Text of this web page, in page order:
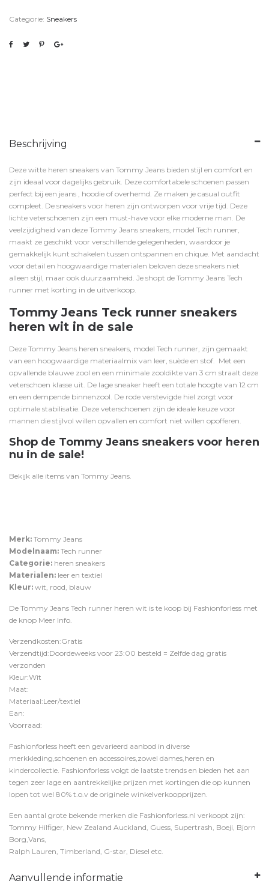
Categorie: Sneakers
Beschrijving
Deze witte heren sneakers van Tommy Jeans bieden stijl en comfort en
zijn ideaal voor dagelijks gebruik. Deze comfortabele schoenen passen
perfect bij een jeans , hoodie of overhemd. Ze maken je casual outfit
compleet. De sneakers voor heren zijn ontworpen voor vrije tijd. Deze
lichte veterschoenen zijn een must-have voor elke moderne man. De
veelzijdigheid van deze Tommy Jeans sneakers, model Tech runner,
maakt ze geschikt voor verschillende gelegenheden, waardoor je
gemakkelijk kunt schakelen tussen ontspannen en chique. Met aandacht
voor detail en hoogwaardige materialen beloven deze sneakers niet
alleen stijl, maar ook duurzaamheid. Je shopt de Tommy Jeans Tech
runner met korting in de uitverkoop.
Tommy Jeans Teck runner sneakers
heren wit in de sale
Deze Tommy Jeans heren sneakers, model Tech runner, zijn gemaakt
van een hoogwaardige materiaalmix van leer, suède en stof. Met een
opvallende blauwe zool en een minimale zooldikte van 3 cm straalt deze
veterschoen klasse uit. De lage sneaker heeft een totale hoogte van 12 cm
en een dempende binnenzool. De rode verstevigde hiel zorgt voor
optimale stabilisatie. Deze veterschoenen zijn de ideale keuze voor
mannen die stijlvol willen opvallen en comfort niet willen opofferen.
Shop de Tommy Jeans sneakers voor heren
nu in de sale!
Bekijk alle items van Tommy Jeans.
Merk: Tommy Jeans
Modelnaam: Tech runner
Categorie: heren sneakers
Materialen: leer en textiel
Kleur: wit, rood, blauw
De Tommy Jeans Tech runner heren wit is te koop bij Fashionforless met
de knop Meer Info.
Verzendkosten:Gratis
Verzendtijd:Doordeweeks voor 23:00 besteld = Zelfde dag gratis
verzonden
Kleur:Wit
Maat:
Materiaal:Leer/textiel
Ean:
Voorraad:
Fashionforless heeft een gevarieerd aanbod in diverse
merkkleding,schoenen en accessoires,zowel dames,heren en
kindercollectie. Fashionforless volgt de laatste trends en bieden het aan
tegen zeer lage en aantrekkelijke prijzen met kortingen die op kunnen
lopen tot wel 80% t.o.v de originele winkelverkoopprijzen.
Een aantal grote bekende merken die Fashionforless.nl verkoopt zijn:
Tommy Hilfiger, New Zealand Auckland, Guess, Supertrash, Boeji, Bjorn
Borg,Vans,
Ralph Lauren, Timberland, G-star, Diesel etc.
Aanvullende informatie